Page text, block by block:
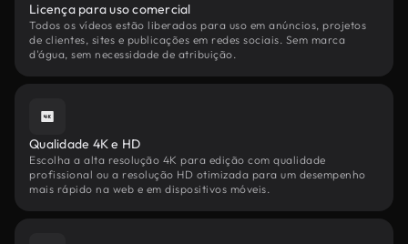
Licença para uso comercial
Todos os vídeos estão liberados para uso em anúncios, projetos
de clientes, sites e publicações em redes sociais. Sem marca
d'água, sem necessidade de atribuição.
Qualidade 4K e HD
Escolha a alta resolução 4K para edição com qualidade
profissional ou a resolução HD otimizada para um desempenho
mais rápido na web e em dispositivos móveis.